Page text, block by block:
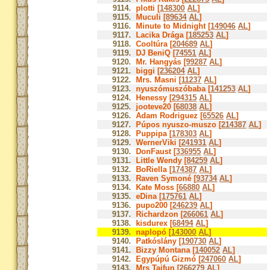
9114.plotti [148300 AL]
9115. Muculi [89634 AL]
9116. Minute to Midnight [149046 AL]
9117. Lacika Drága [185253 AL]
9118.Cooltúra [204689 AL]
9119. DJ BeniQ [74551 AL]
9120. Mr. Hangyás [99287 AL]
9121. biggi [236204 AL]
9122. Mrs. Masni [11237 AL]
9123.nyuszómuszóbaba [141253 AL]
9124. Henessy [294315 AL]
9125. jooteve20 [68038 AL]
9126.Adam Rodriguez [65526 AL]
9127. Púpos nyuszo-muszo [214387 AL]
9128. Puppipa [178303 AL]
9129.WernerViki [241931 AL]
9130. DonFaust [336955 AL]
9131. Little Wendy [84259 AL]
9132. BoRiella [174387 AL]
9133. Raven Symoné [93734 AL]
9134. Kate Moss [66880 AL]
9135.eDina [175761 AL]
9136.pupo200 [246239 AL]
9137. Richardzon [266061 AL]
9138. kisdurex [68494 AL]
9139. naplopó [143000 AL]
9140. Patkóslány [190730 AL]
9141. Bizzy Montana [140052 AL]
9142. Egypúpú Gizmó [247060 AL]
9143. Mrs Taifun [266279 AL]